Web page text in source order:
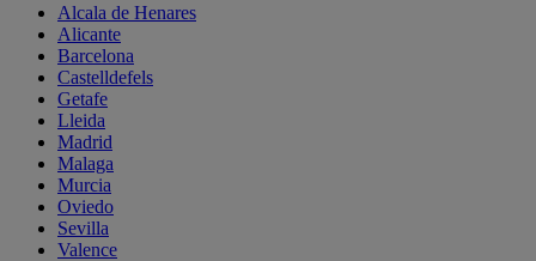
Alcala de Henares
Alicante
Barcelona
Castelldefels
Getafe
Lleida
Madrid
Malaga
Murcia
Oviedo
Sevilla
Valence